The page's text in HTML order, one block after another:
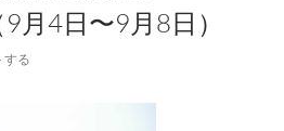
月4日〜9月8日）
する